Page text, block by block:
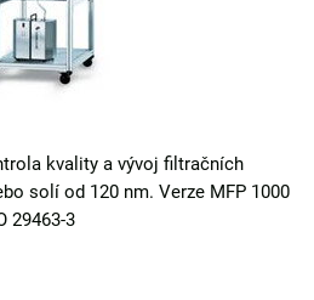
kvality a vývoj filtračních
solí od 120 nm. Verze MFP 1000
29463-3